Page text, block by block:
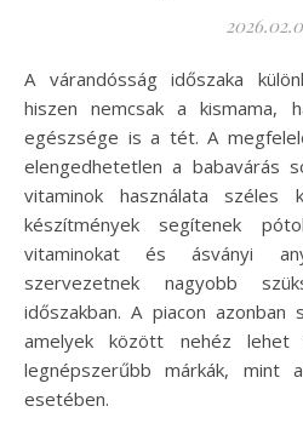
A várandósság időszaka különleges figyelmet igényel,
hiszen nemcsak a kismama,
egészsége is a tét. A
elengedhetetlen a babavárás
vitaminok használata széles
készítmények segítenek
vitaminokat és ásványi
szervezetnek nagyobb
időszakban. A piacon azonban
amelyek között nehéz lehet
legnépszerűbb márkák, mint
esetében.